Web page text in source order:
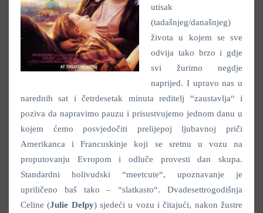
utisak
(tadašnjeg/današnjeg)
života u kojem se sve
odvija tako brzo i gdje
svi žurimo negdje
naprijed. I upravo nas u
narednih sat i četrdesetak minuta reditelj “zaustavlja“ i
poziva da napravimo pauzu i prisustvujemo jednom danu u
kojem ćemo posvjedočiti prelijepoj ljubavnoj priči
Amerikanca i Francuskinje koji se sretnu u vozu na
proputovanju Evropom i odluče provesti dan skupa.
Standardni holivudski “meetcute“, upoznavanje je
upriličeno baš tako – “slatkasto“. Dvadesettrogodišnja
Celine (Julie Delpy) sjedeći u vozu i čitajući, nakon žustre